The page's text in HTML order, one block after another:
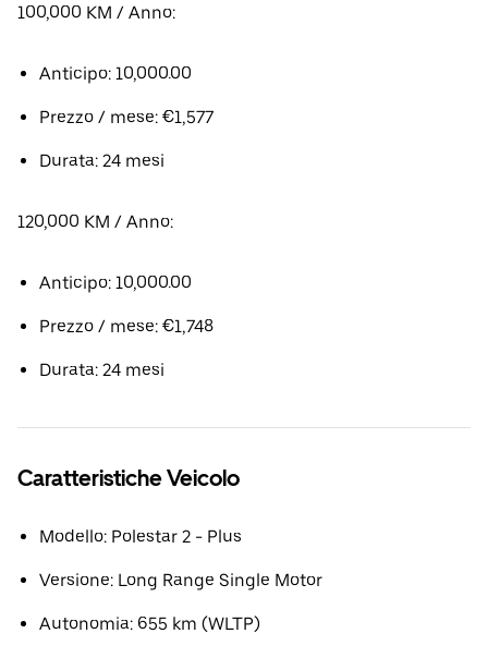
100,000 KM / Anno:
Anticipo: 10,000.00
Prezzo / mese: €1,577
Durata: 24 mesi
120,000 KM / Anno:
Anticipo: 10,000.00
Prezzo / mese: €1,748
Durata: 24 mesi
Caratteristiche Veicolo
Modello: Polestar 2 - Plus
Versione: Long Range Single Motor
Autonomia: 655 km (WLTP)